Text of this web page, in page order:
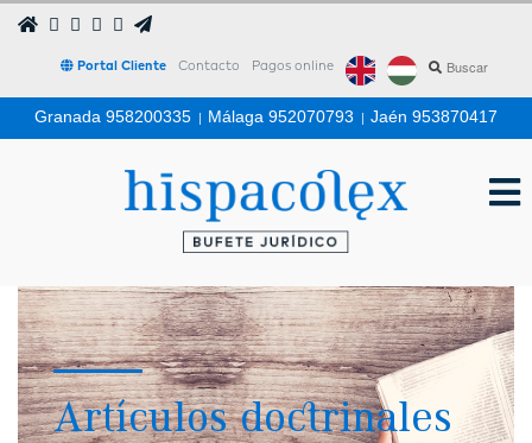
Portal Cliente Contacto Pagos online
Granada 958200335 | Málaga 952070793 | Jaén 953870417
Artículos doctrinales